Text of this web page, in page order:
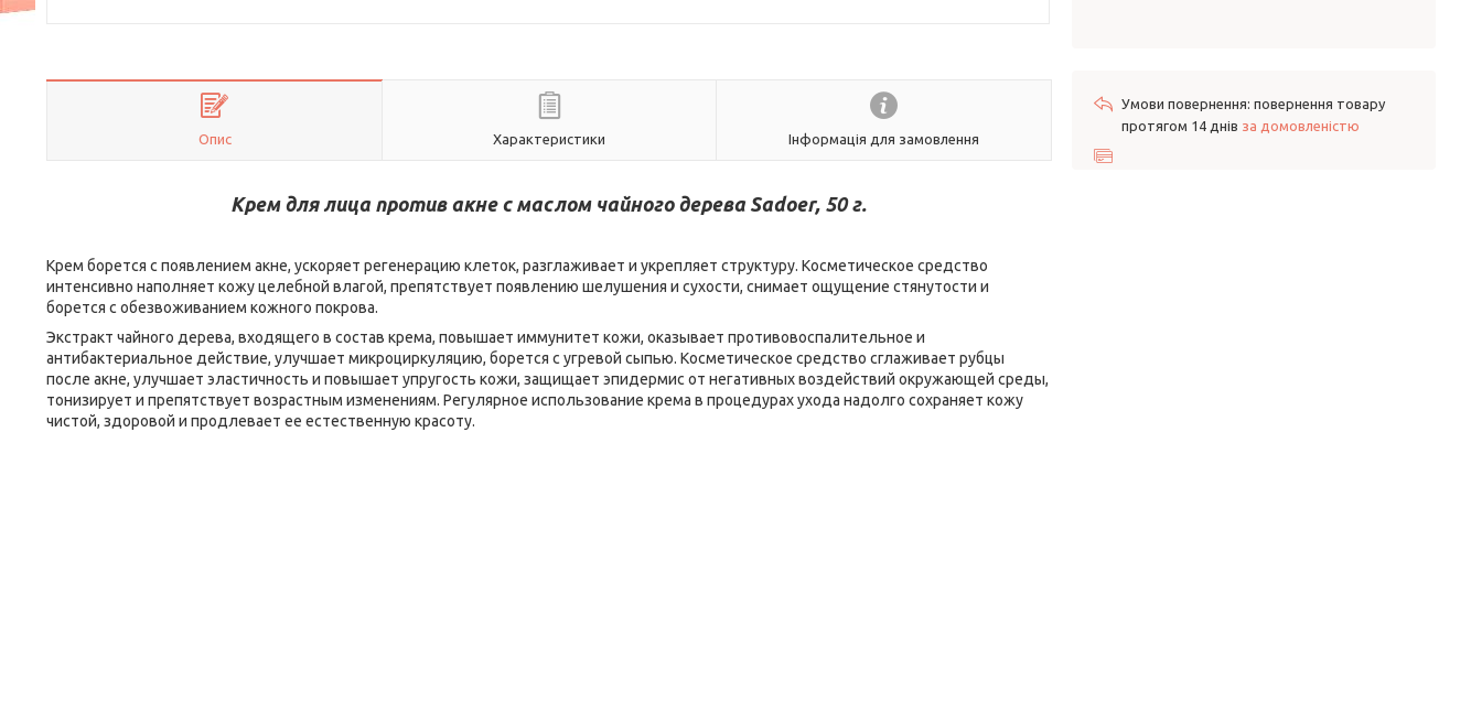
Опис Характеристики Інформація для замовлення
Крем для лица против акне с маслом чайного дерева Sadoer, 50 г.
Крем борется с появлением акне, ускоряет регенерацию клеток, разглаживает и укрепляет структуру. Косметическое средство
интенсивно наполняет кожу целебной влагой, препятствует появлению шелушения и сухости, снимает ощущение стянутости и
борется с обезвоживанием кожного покрова.
Экстракт чайного дерева, входящего в состав крема, повышает иммунитет кожи, оказывает противовоспалительное и
антибактериальное действие, улучшает микроциркуляцию, борется с угревой сыпью. Косметическое средство сглаживает рубцы
после акне, улучшает эластичность и повышает упругость кожи, защищает эпидермис от негативных воздействий окружающей среды,
тонизирует и препятствует возрастным изменениям. Регулярное использование крема в процедурах ухода надолго сохраняет кожу
чистой, здоровой и продлевает ее естественную красоту.
повернення товару
протягом 14 днів за домовленістю